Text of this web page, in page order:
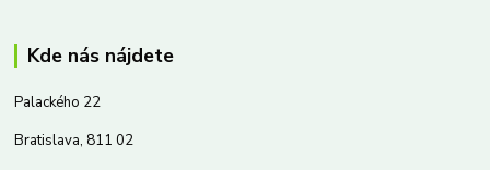
Kde nás nájdete
Palackého 22
Bratislava, 811 02